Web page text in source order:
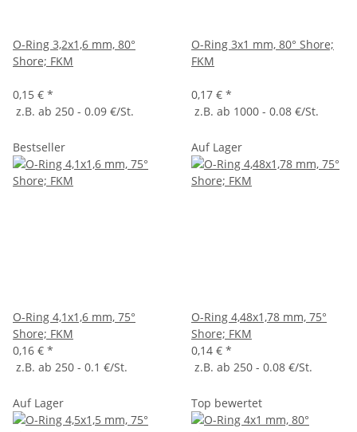
O-Ring 3,2x1,6 mm, 80°
Shore; FKM
0,15 € *
z.B. ab 250 - 0.09 €/St.
O-Ring 3x1 mm, 80° Shore;
FKM
0,17 € *
z.B. ab 1000 - 0.08 €/St.
Bestseller
O-Ring 4,1x1,6 mm, 75°
Shore; FKM
0,16 € *
z.B. ab 250 - 0.1 €/St.
Auf Lager
O-Ring 4,48x1,78 mm, 75°
Shore; FKM
0,14 € *
z.B. ab 250 - 0.08 €/St.
Auf Lager Top bewertet